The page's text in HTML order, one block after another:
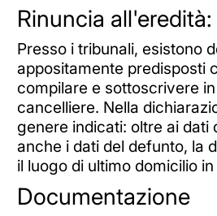
Rinuncia
Presso i tribunali, esistono
appositamente predisposti
compilare e sottoscrivere
cancelliere. Nella
genere indicati: oltre ai dati
anche i dati del defunto, la
il luogo di ultimo domicilio
Documentazione